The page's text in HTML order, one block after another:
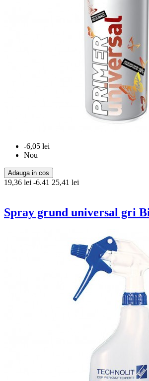
-6,05 lei
Nou
Adauga in cos
19,36 lei -6.41 25,41 lei
Spray grund universal gri